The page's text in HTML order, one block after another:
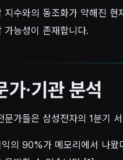
지수와의 동조화가 약해진
가능성이 존재합니다.
가·기관 분석
문가들은 삼성전자의 1분기
익의 90%가 메모리에서 나왔